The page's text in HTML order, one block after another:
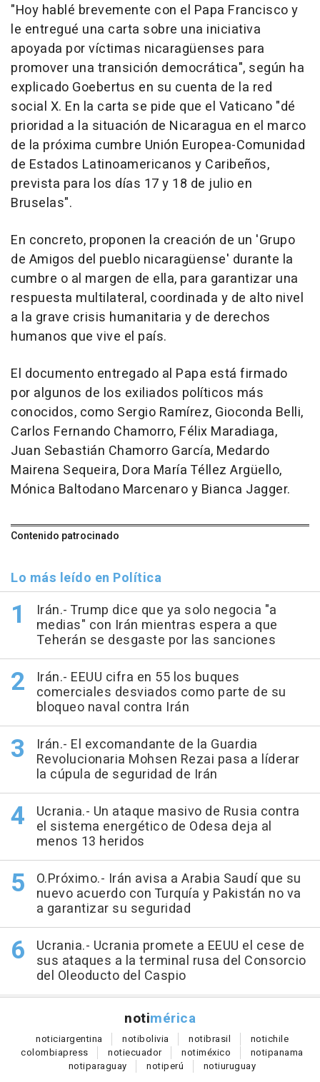
"Hoy hablé brevemente con el Papa Francisco y
le entregué una carta sobre una iniciativa
apoyada por víctimas nicaragüenses para
promover una transición democrática", según ha
explicado Goebertus en su cuenta de la red
social X. En la carta se pide que el Vaticano "dé
prioridad a la situación de Nicaragua en el marco
de la próxima cumbre Unión Europea-Comunidad
de Estados Latinoamericanos y Caribeños,
prevista para los días 17 y 18 de julio en
Bruselas".
En concreto, proponen la creación de un 'Grupo
de Amigos del pueblo nicaragüense' durante la
cumbre o al margen de ella, para garantizar una
respuesta multilateral, coordinada y de alto nivel
a la grave crisis humanitaria y de derechos
humanos que vive el país.
El documento entregado al Papa está firmado
por algunos de los exiliados políticos más
conocidos, como Sergio Ramírez, Gioconda Belli,
Carlos Fernando Chamorro, Félix Maradiaga,
Juan Sebastián Chamorro García, Medardo
Mairena Sequeira, Dora María Téllez Argüello,
Mónica Baltodano Marcenaro y Bianca Jagger.
Contenido patrocinado
Lo más leído en Política
Irán.- Trump dice que ya solo negocia "a
medias" con Irán mientras espera a que
Teherán se desgaste por las sanciones
Irán.- EEUU cifra en 55 los buques
comerciales desviados como parte de su
bloqueo naval contra Irán
Irán.- El excomandante de la Guardia
Revolucionaria Mohsen Rezai pasa a líderar
la cúpula de seguridad de Irán
Ucrania.- Un ataque masivo de Rusia contra
el sistema energético de Odesa deja al
menos 13 heridos
O.Próximo.- Irán avisa a Arabia Saudí que su
nuevo acuerdo con Turquía y Pakistán no va
a garantizar su seguridad
Ucrania.- Ucrania promete a EEUU el cese de
sus ataques a la terminal rusa del Consorcio
del Oleoducto del Caspio
notimérica
noticiargentina notibolivia notibrasil notichile
colombiapress notiecuador notiméxico notipanama
notiparaguay notiperú notiuruguay